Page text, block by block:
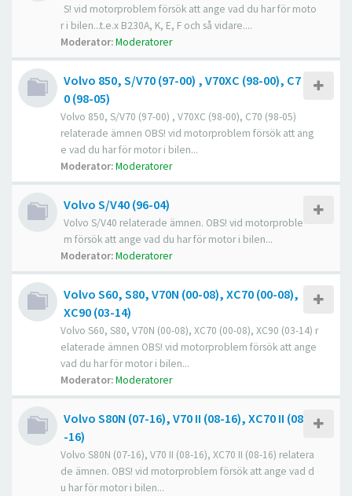
S! vid motorproblem försök att ange vad du har för moto
r i bilen...t.e.x B230A, K, E, F och så vidare....
Moderator:Moderatorer
Volvo 850, S/V70 (97-00) , V70XC (98-00), C7
0 (98-05)
Volvo 850, S/V70 (97-00) , V70XC (98-00), C70 (98-05)
relaterade ämnen OBS! vid motorproblem försök att ang
e vad du har för motor i bilen...
Moderator:Moderatorer
Volvo S/V40 (96-04)
Volvo S/V40 relaterade ämnen. OBS! vid motorproble
m försök att ange vad du har för motor i bilen...
Moderator:Moderatorer
Volvo S60, S80, V70N (00-08), XC70 (00-08),
XC90 (03-14)
Volvo S60, S80, V70N (00-08), XC70 (00-08), XC90 (03-14) r
elaterade ämnen OBS! vid motorproblem försök att ange
vad du har för motor i bilen...
Moderator:Moderatorer
Volvo S80N (07-16), V70 II (08-16), XC70 II (08
-16)
Volvo S80N (07-16), V70 II (08-16), XC70 II (08-16) relatera
de ämnen. OBS! vid motorproblem försök att ange vad d
u har för motor i bilen...